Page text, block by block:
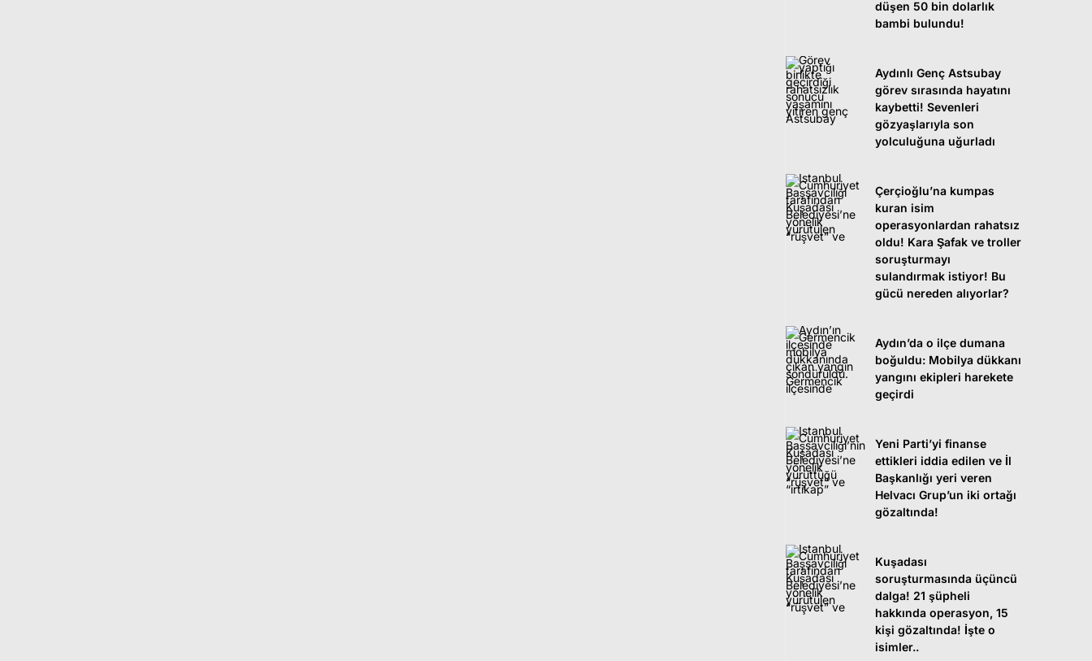
düşen 50 bin dolarlık
bambi bulundu!
Aydınlı Genç Astsubay
görev sırasında hayatını
kaybetti! Sevenleri
gözyaşlarıyla son
yolculuğuna uğurladı
Çerçioğlu’na kumpas
kuran isim
operasyonlardan rahatsız
oldu! Kara Şafak ve troller
soruşturmayı
sulandırmak istiyor! Bu
gücü nereden alıyorlar?
Aydın’da o ilçe dumana
boğuldu: Mobilya dükkanı
yangını ekipleri harekete
geçirdi
Yeni Parti’yi finanse
ettikleri iddia edilen ve İl
Başkanlığı yeri veren
Helvacı Grup’un iki ortağı
gözaltında!
Kuşadası
soruşturmasında üçüncü
dalga! 21 şüpheli
hakkında operasyon, 15
kişi gözaltında! İşte o
isimler..